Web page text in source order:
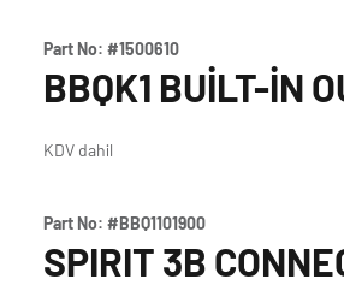
Part No:#1500610
BBQK1 BUILT-IN
KDV dahil
Part No:#BBQ1101900
SPIRIT 3B